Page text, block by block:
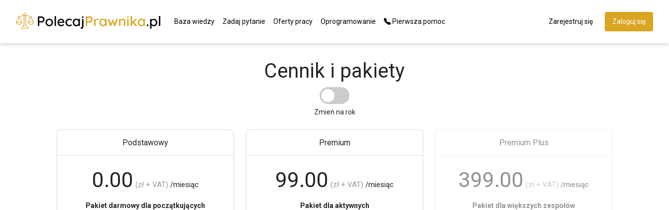
Baza wiedzy Zadaj pytanie Oferty pracy Oprogramowanie Pierwsza pomoc Zarejestruj się Zaloguj się
Cennik i pakiety
Zmień na rok
Podstawowy
0.00 (zł + VAT) /miesiąc
Pakiet darmowy dla początkujących
Premium
99.00 (zł + VAT) /miesiąc
Pakiet dla aktywnych
Premium Plus
399.00 (zł + VAT) /miesiąc
Pakiet dla większych zespołów